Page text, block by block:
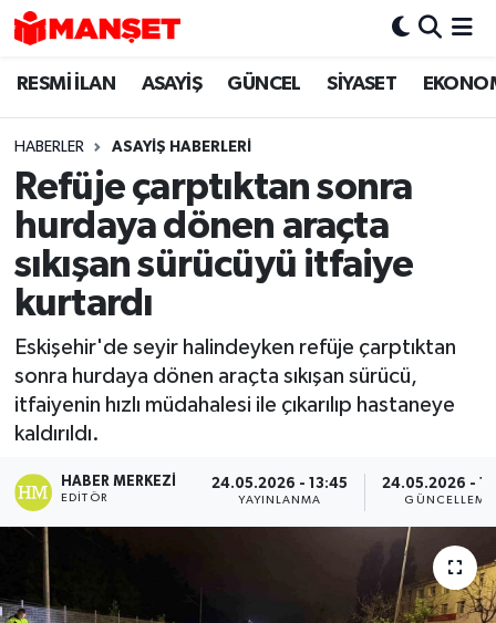
RESMİ İLAN ASAYİŞ GÜNCEL SİYASET
HABERLER ASAYİŞ HABERLERİ
Refüje çarptıktan sonra
hurdaya dönen araçta
sıkışan sürücüyü itfaiye
kurtardı
Eskişehir'de seyir halindeyken refüje çarptıktan
sonra hurdaya dönen araçta sıkışan sürücü,
itfaiyenin hızlı müdahalesi ile çıkarılıp hastaneye
kaldırıldı.
HABER MERKEZI
EDITÖR
24.05.2026 - 13:45
YAYINLANMA
24.05.2026 -
GÜNCELLEME
Hava Durumu
Trafik Durumu
Süper Lig Puan Durumu ve Fikstür
Tüm Manşetler
Son Dakika Haberleri
Haber Arşivi